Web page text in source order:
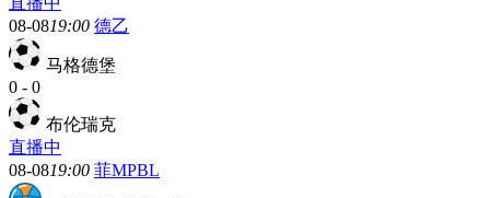
08-0819:00 德乙
马格德堡
0 - 0
布伦瑞克
直播中
08-0819:00 菲MPBL